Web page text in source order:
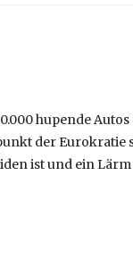
hupende
der Eurokratie
ist und ein